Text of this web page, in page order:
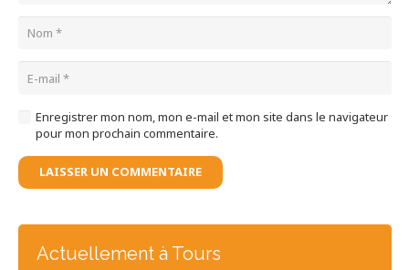
Enregistrer mon nom, mon e-mail et mon site dans le navigateur
pour mon prochain commentaire.
LAISSER UN COMMENTAIRE
Actuellement à Tours